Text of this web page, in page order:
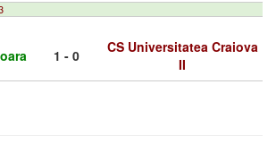
1 - 0
CS Universitatea Craiova
II